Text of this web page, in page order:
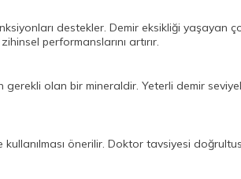
destekler. Demir eksikliği yaşayan
performanslarını artırır.
gerekli olan bir mineraldir. Yeterli demir
kullanılması önerilir. Doktor tavsiyesi